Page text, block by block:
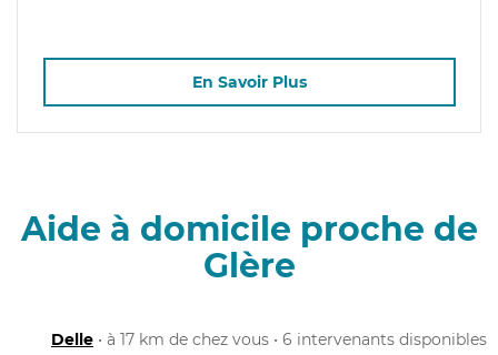
En Savoir Plus
Aide à domicile proche de
Glère
Delle • à 17 km de chez vous • 6 intervenants disponibles